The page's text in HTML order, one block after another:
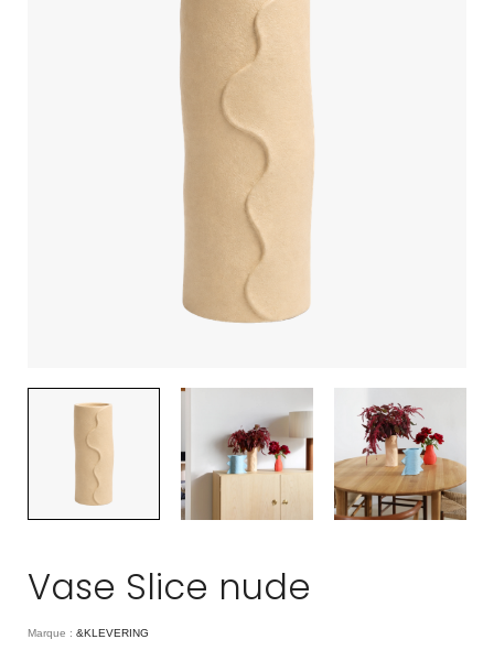
Vase Slice nude
Marque : &KLEVERING